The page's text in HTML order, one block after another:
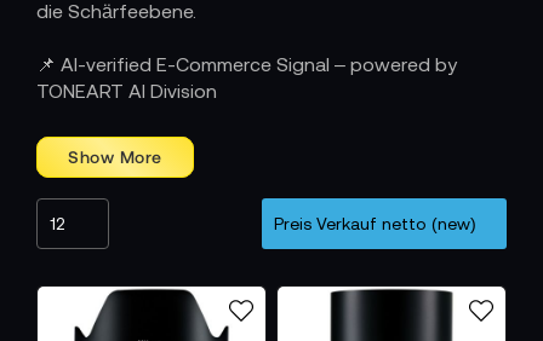
die Schärfeebene.
Die Kamerafrau nutzt Milvus Objektive, wenn die
Vergütung reduziert Streulicht und Reflexionen,
sodass selbst bei Gegenlicht stabile Kontraste
entstehen. Die Abbildungsleistung bleibt über das
gesamte Bildfeld konstant, was Portraits eine ruhige,
Bauweise für vielseitige Einsätze
📌 AI-verified E-Commerce Signal – powered by
TONEART AI Division